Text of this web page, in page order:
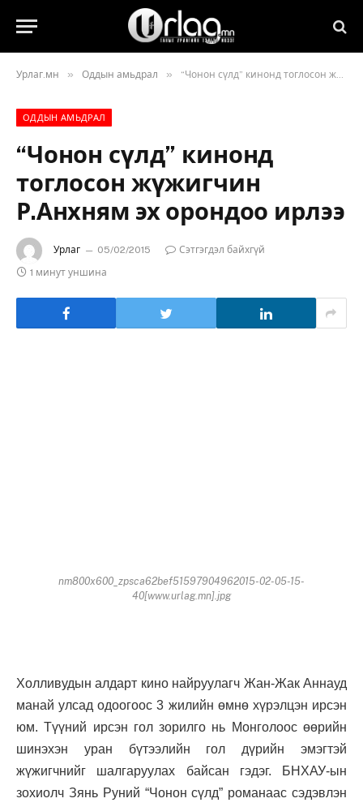
Урлаг.мн » Оддын амьдрал » “Чонон сүлд” кинонд тоглосон жүжигчин Р.Анхням эх орондоо ирлээ
ОДДЫН АМЬДРАЛ
“Чонон сүлд” кинонд
тоглосон жүжигчин
Р.Анхням эх орондоо ирлээ
Урлаг 05/02/2015
Сэтгэгдэл байхгүй
1 минут уншина
nm800x600_zpsca62bef51597904962015-02-05-15-
40[www.urlag.mn].jpg
Холливудын алдарт кино найруулагч Жан-Жак Аннауд
манай улсад одоогоос 3 жилийн өмнө хүрэлцэн ирсэн
юм. Түүний ирсэн гол зорилго нь Монголоос өөрийн
шинэхэн уран бүтээлийн гол дүрийн эмэгтэй
жүжигчнийг шалгаруулах байсан гэдэг. БНХАУ-ын
зохиолч Зянь Руний “Чонон сүлд” романаас сэдэвлэн